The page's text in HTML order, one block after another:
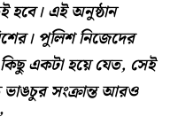
হবে। এই অনুষ্ঠান
পুলিশ নিজেদের
একটা হয়ে যেত, সেই
ভাঙচুর সংক্রান্ত আরও